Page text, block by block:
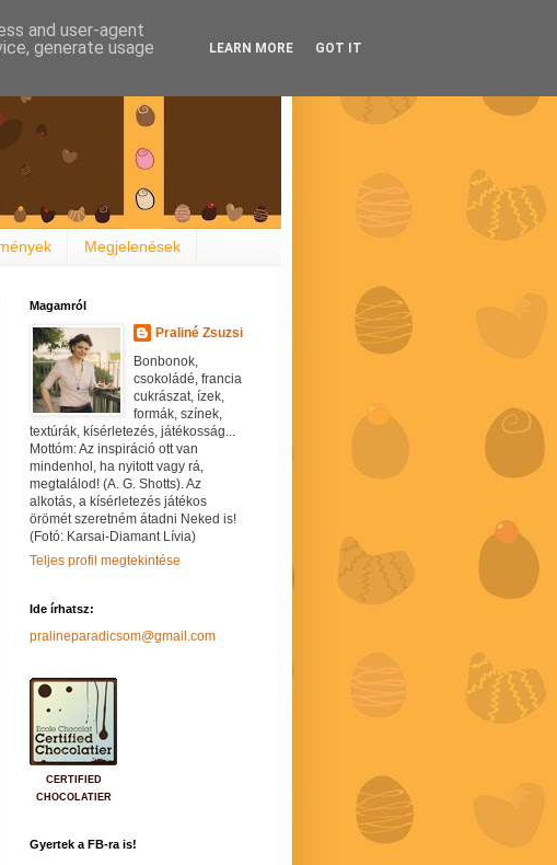
Megjelenések
Magamról
Praliné Zsuzsi
Bonbonok,
csokoládé, francia
cukrászat, ízek,
formák, színek,
textúrák, kísérletezés, játékosság...
Mottóm: Az inspiráció ott van
mindenhol, ha nyitott vagy rá,
megtalálod! (A. G. Shotts). Az
alkotás, a kísérletezés játékos
örömét szeretném átadni Neked is!
(Fotó: Karsai-Diamant Lívia)
Teljes profil megtekintése
Ide írhatsz:
pralineparadicsom@gmail.com
CERTIFIED
CHOCOLATIER
Gyertek a FB-ra is!
and user-agent
generate usage
LEARN MORE GOT IT